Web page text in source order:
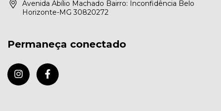
Avenida Abílio Machado Bairro: Inconfidência Belo
Horizonte-MG 30820272
Permaneça conectado